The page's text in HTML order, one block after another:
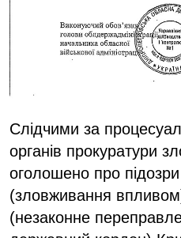
Слідчими за
органів прокуратури
оголошено про
(зловживання
(незаконне